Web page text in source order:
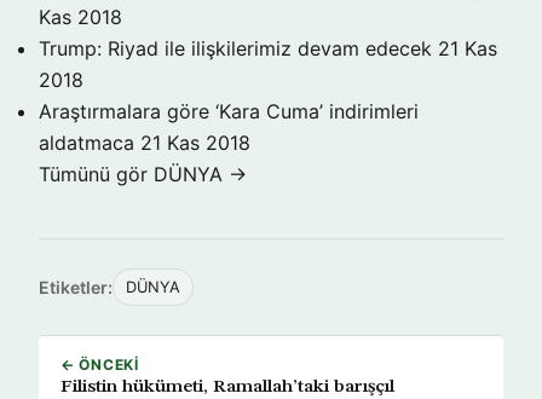
Kas 2018
Trump: Riyad ile ilişkilerimiz devam edecek 21 Kas
2018
Araştırmalara göre ‘Kara Cuma’ indirimleri
aldatmaca 21 Kas 2018
Tümünü gör DÜNYA →
Etiketler: DÜNYA
← ÖNCEKI
Filistin hükümeti, Ramallah’taki barışçıl